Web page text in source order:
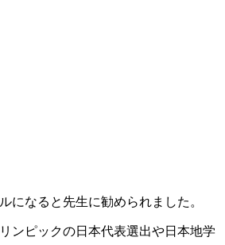
になると先生に勧められました。
ンピックの日本代表選出や日本地学